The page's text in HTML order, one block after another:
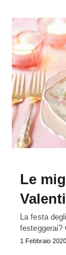
Le
La festa
festeggerai?
1 Febbraio 2020